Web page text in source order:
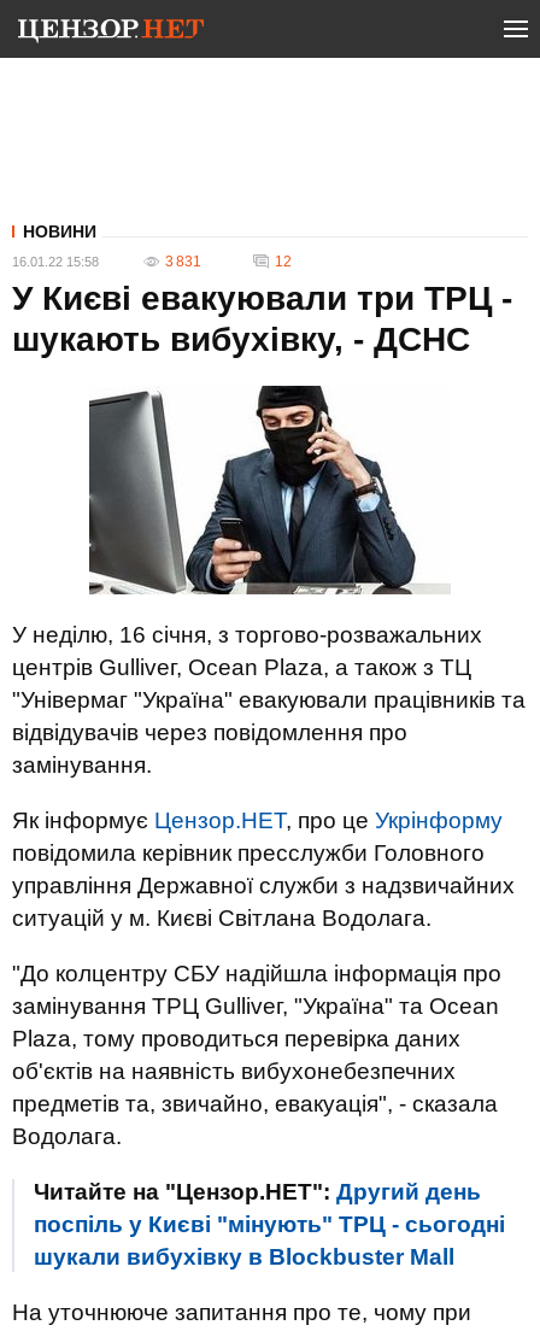
НОВИНИ
16.01.22 15:58 3 831 12
У Києві евакуювали три ТРЦ -
шукають вибухівку, - ДСНС
У неділю, 16 січня, з торгово-розважальних
центрів Gulliveг, Ocean Plaza, а також з ТЦ
"Універмаг "Україна" евакуювали працівників та
відвідувачів через повідомлення про
замінування.
Як інформує Цензор.НЕТ, про це Укрінформу
повідомила керівник пресслужби Головного
управління Державної служби з надзвичайних
ситуацій у м. Києві Світлана Водолага.
"До колцентру СБУ надійшла інформація про
замінування ТРЦ Gulliveг, "Україна" та Ocean
Plaza, тому проводиться перевірка даних
об'єктів на наявність вибухонебезпечних
предметів та, звичайно, евакуація", - сказала
Водолага.
Читайте на "Цензор.НЕТ": Другий день
поспіль у Києві "мінують" ТРЦ - сьогодні
шукали вибухівку в Blockbuster Mall
На уточнююче запитання про те, чому при